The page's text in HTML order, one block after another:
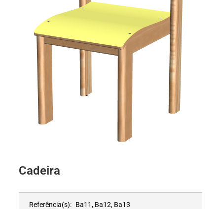
Cadeira
Referência(s): Ba11, Ba12, Ba13